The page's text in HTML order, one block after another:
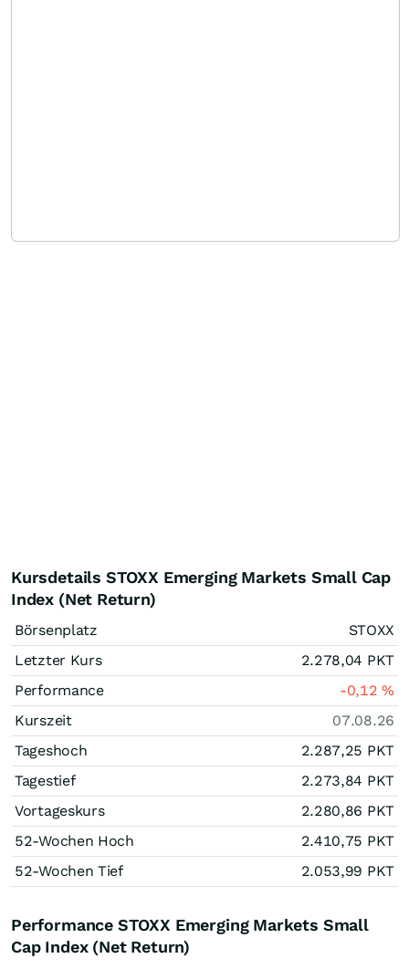
Kursdetails STOXX Emerging Markets Small Cap
Index (Net Return)
Börsenplatz
STOXX
Letzter Kurs
2.278,04 PKT
Performance
-0,12%
Kurszeit
07.08.26
Tageshoch
2.287,25 PKT
Tagestief
2.273,84 PKT
Vortageskurs
2.280,86 PKT
52-Wochen Hoch
2.410,75 PKT
52-Wochen Tief
2.053,99 PKT
Performance STOXX Emerging Markets Small
Cap Index (Net Return)